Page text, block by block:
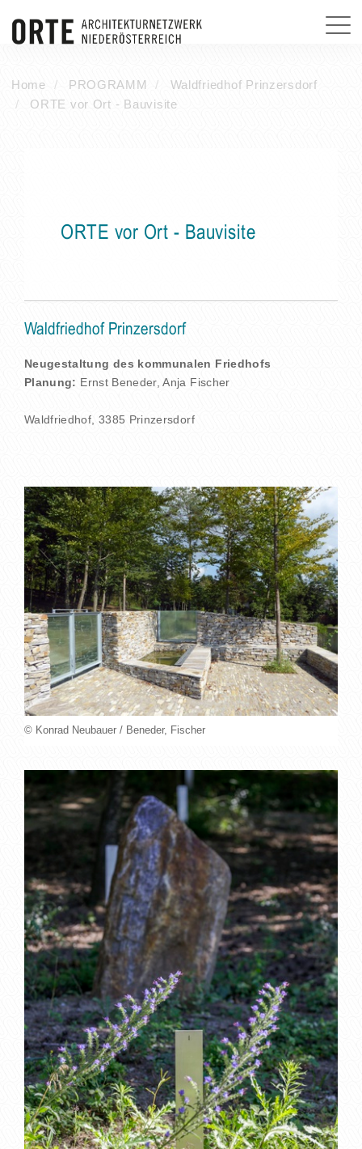
Home PROGRAMM
Waldfriedhof Prinzersdorf
ORTE vor Ort - Bauvisite
ORTE vor Ort - Bauvisite
Waldfriedhof Prinzersdorf
Neugestaltung des kommunalen Friedhofs
Planung: Ernst Beneder, Anja Fischer
Waldfriedhof, 3385 Prinzersdorf
© Konrad Neubauer / Beneder, Fischer